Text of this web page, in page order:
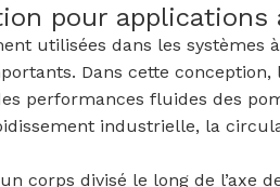
pour
utilisées dans les systèmes
Dans cette conception,
performances fluides des
industrielle, la
corps divisé le long de l’axe